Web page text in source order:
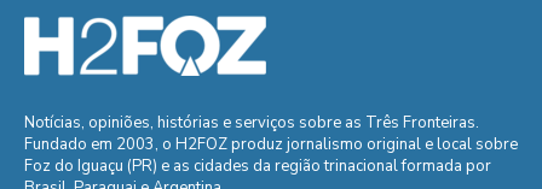
Notícias, opiniões, histórias e serviços sobre as Três Fronteiras.
Fundado em 2003, o H2FOZ produz jornalismo original e local sobre
Foz do Iguaçu (PR) e as cidades da região trinacional formada por